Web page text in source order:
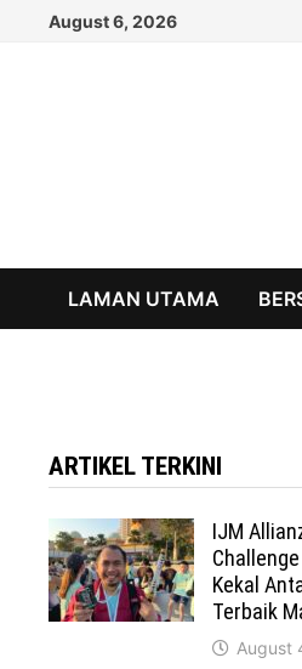
August 6, 2026
LAMAN UTAMA
ARTIKEL TERKINI
IJM
Kekal
Terbaik
August